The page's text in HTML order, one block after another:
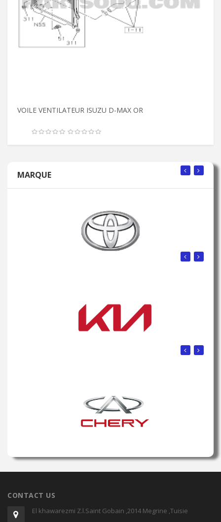
VOILE VENTILATEUR ISUZU D-MAX OR
MARQUE
CONTACT US
El khawarezmi Z.l.Saint Gobain ,2014 Megrine ,Tuisie